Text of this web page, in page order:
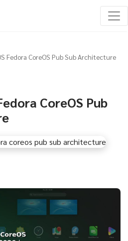
Fedora CoreOS Pub Sub Architecture
CoreOS Pub